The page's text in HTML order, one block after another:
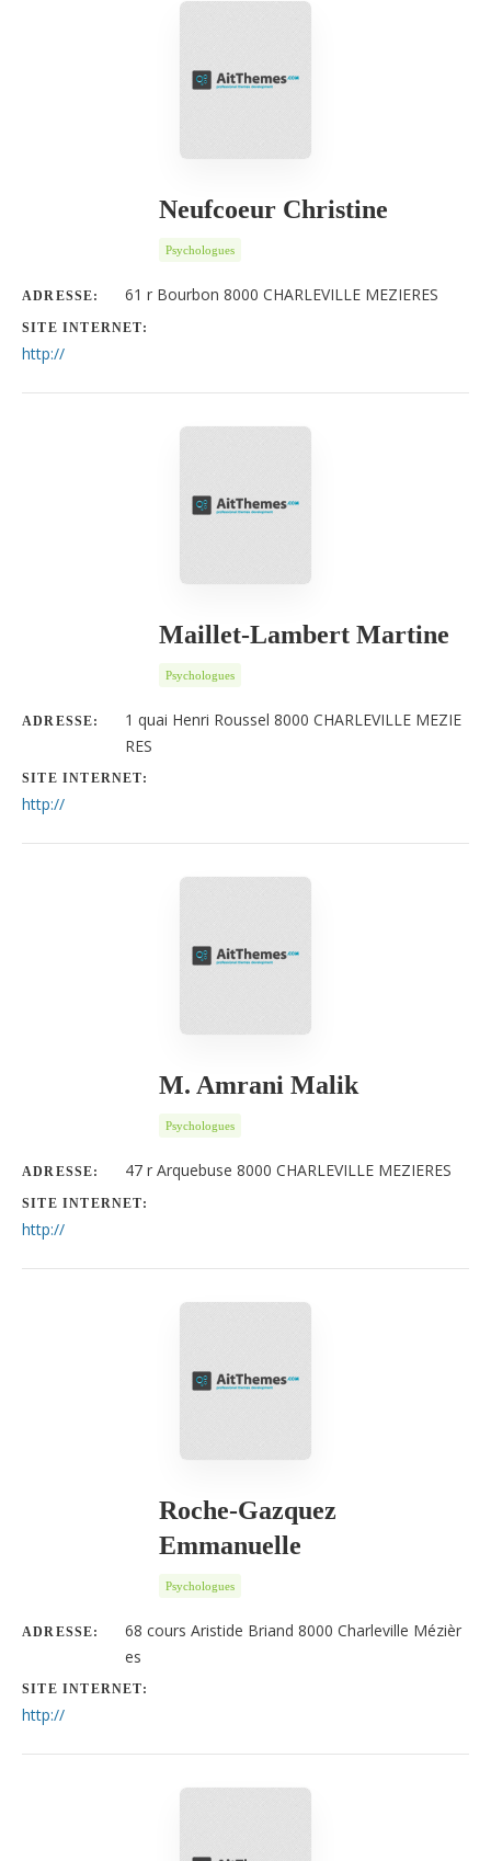
Neufcoeur Christine
Psychologues
ADRESSE: 61 r Bourbon 8000 CHARLEVILLE MEZIERES
SITE INTERNET:
http://
Maillet-Lambert Martine
Psychologues
ADRESSE:
1 quai Henri Roussel 8000 CHARLEVILLE MEZIE
RES
SITE INTERNET:
http://
M. Amrani Malik
Psychologues
ADRESSE: 47 r Arquebuse 8000 CHARLEVILLE MEZIERES
SITE INTERNET:
http://
Roche-Gazquez
Emmanuelle
Psychologues
ADRESSE:
68 cours Aristide Briand 8000 Charleville Mézièr
es
SITE INTERNET:
http://